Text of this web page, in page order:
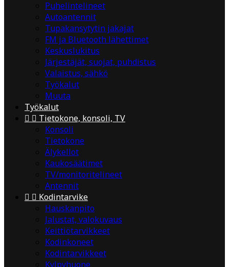
Puhelintelineet
Autoantennit
Tupakansytytin jakajat
FM ja Bluetooth lähettimet
Keskuslukitus
Järjestäjät, suojat, puhdistus
Valaistus, sähkö
Työkalut
Muuta
Työkalut
  Tietokone, konsoli, TV
Konsoli
Tietokone
Älykellot
Kaukosäätimet
TV/monitoritelineet
Antennit
  Kodintarvike
Hauskanpito
Jalustat, valokuvaus
Keittiötarvikkeet
Kodinkoneet
Kodintarvikkeet
Kylpyhuone